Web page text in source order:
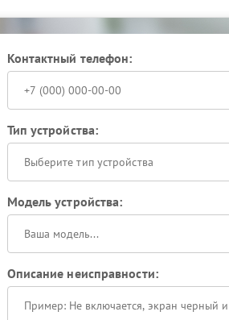
Контактный телефон:
Тип устройства:
Выберите тип устройства
Модель устройства:
Описание неисправности: